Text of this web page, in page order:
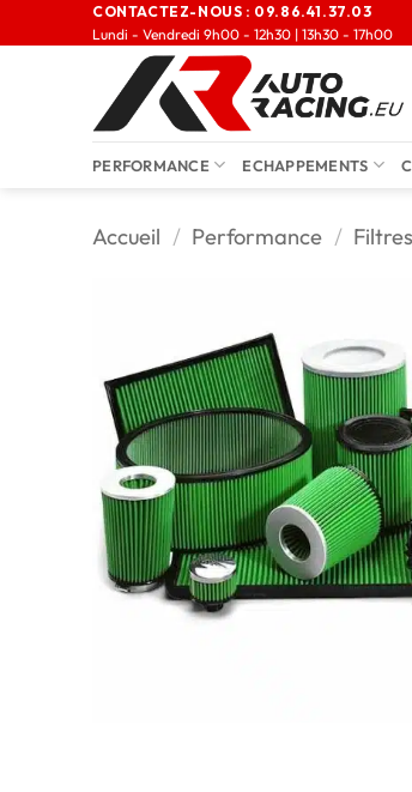
CONTACTEZ-NOUS : 09.86.41.37.03
Lundi - Vendredi 9h00 - 12h30 | 13h30 - 17h00
PERFORMANCE ECHAPPEMENTS
Accueil / Performance /